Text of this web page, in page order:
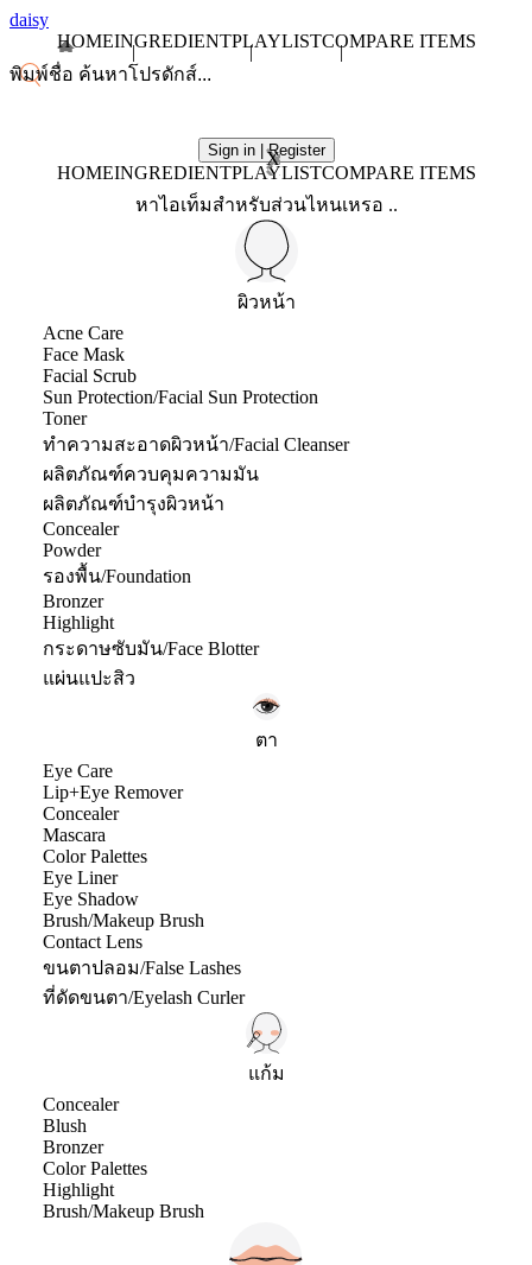
daisy
HOMEINGREDIENTPLAYLISTCOMPARE ITEMS
Sign in | Register
X
HOMEINGREDIENTPLAYLISTCOMPARE ITEMS
หาไอเท็มสำหรับส่วนไหนเหรอ ..
ผิวหน้า
Acne Care
Face Mask
Facial Scrub
Sun Protection/Facial Sun Protection
Toner
ทำความสะอาดผิวหน้า/Facial Cleanser
ผลิตภัณฑ์ควบคุมความมัน
ผลิตภัณฑ์บำรุงผิวหน้า
Concealer
Powder
รองพื้น/Foundation
Bronzer
Highlight
กระดาษซับมัน/Face Blotter
แผ่นแปะสิว
ตา
Eye Care
Lip+Eye Remover
Concealer
Mascara
Color Palettes
Eye Liner
Eye Shadow
Brush/Makeup Brush
Contact Lens
ขนตาปลอม/False Lashes
ที่ดัดขนตา/Eyelash Curler
แก้ม
Concealer
Blush
Bronzer
Color Palettes
Highlight
Brush/Makeup Brush